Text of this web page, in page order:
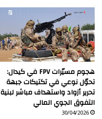
هجوم مسيّرات FPV في كيدال:
تحوّل نوعي في تكتيكات جبهة
تحرير أزواد واستهداف مباشر لبنية
التفوق الجوي المالي
30/04/2026